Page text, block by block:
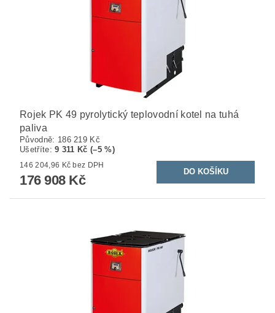
Rojek PK 49 pyrolytický teplovodní kotel na tuhá
paliva
Původně: 186 219 Kč
Ušetříte:9 311 Kč (–5 %)
146 204,96 Kč bez DPH
176 908 Kč